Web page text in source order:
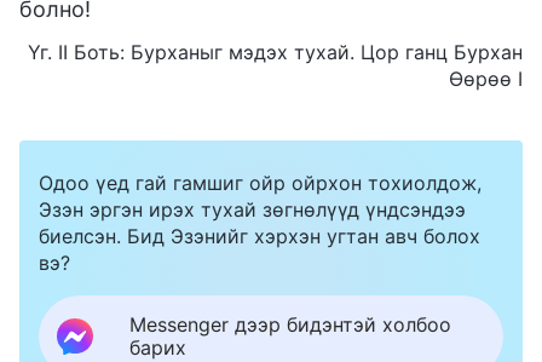
болно!
Үг. II Боть: Бурханыг мэдэх тухай. Цор ганц Бурхан
Өөрөө I
Одоо үед гай гамшиг ойр ойрхон тохиолдож,
Эзэн эргэн ирэх тухай зөгнөлүүд үндсэндээ
биелсэн. Бид Эзэнийг хэрхэн угтан авч болох
вэ?
Messenger дээр бидэнтэй холбоо
барих